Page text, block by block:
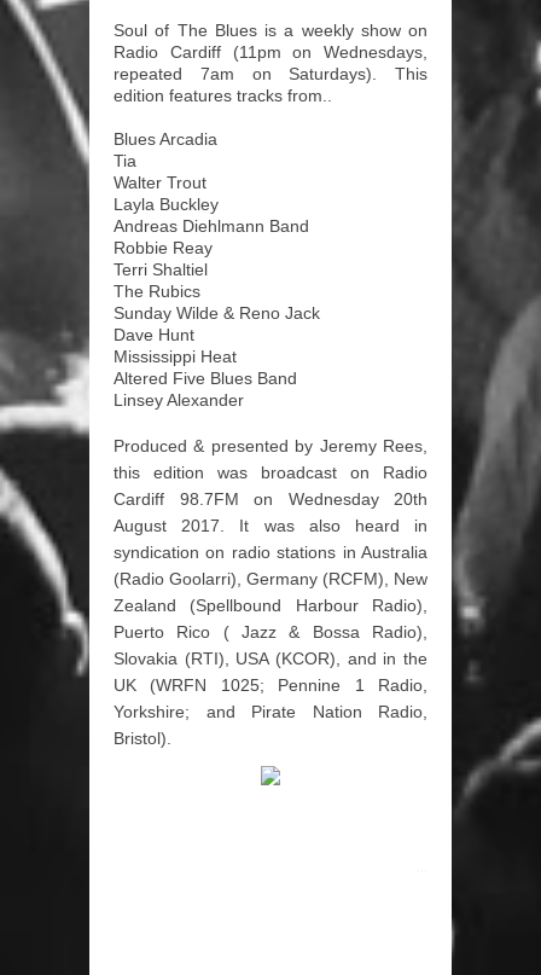
Soul of The Blues is a weekly show on
Radio Cardiff (11pm on Wednesdays,
repeated 7am on Saturdays). This
edition features tracks from..
Blues Arcadia
Tia
Walter Trout
Layla Buckley
Andreas Diehlmann Band
Robbie Reay
Terri Shaltiel
The Rubics
Sunday Wilde & Reno Jack
Dave Hunt
Mississippi Heat
Altered Five Blues Band
Linsey Alexander
Produced & presented by Jeremy Rees,
this edition was broadcast on Radio
Cardiff 98.7FM on Wednesday 20th
August 2017. It was also heard in
syndication on radio stations in Australia
(Radio Goolarri), Germany (RCFM), New
Zealand (Spellbound Harbour Radio),
Puerto Rico ( Jazz & Bossa Radio),
Slovakia (RTI), USA (KCOR), and in the
UK (WRFN 1025; Pennine 1 Radio,
Yorkshire; and Pirate Nation Radio,
Bristol).